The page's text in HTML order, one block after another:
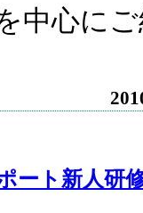
中心にご
ート新人研